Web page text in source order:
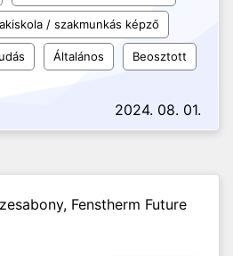
/ szakmunkás képző
Általános Beosztott
2024. 08. 01.
Fenstherm Future